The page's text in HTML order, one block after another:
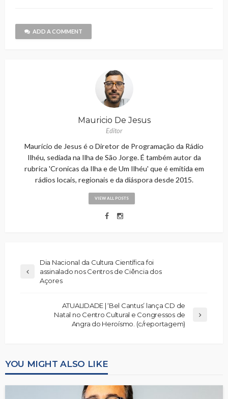
ADD A COMMENT
Mauricio De Jesus
Editor
Maurício de Jesus é o Diretor de Programação da Rádio
Ilhéu, sediada na Ilha de São Jorge. É também autor da
rubrica 'Cronicas da Ilha e de Um Ilhéu' que é emitida em
rádios locais, regionais e da diáspora desde 2015.
VIEW ALL POSTS
Dia Nacional da Cultura Científica foi
assinalado nos Centros de Ciência dos
Açores
ATUALIDADE | ‘Bel Cantus’ lança CD de
Natal no Centro Cultural e Congressos de
Angra do Heroísmo. (c/reportagem)
YOU MIGHT ALSO LIKE